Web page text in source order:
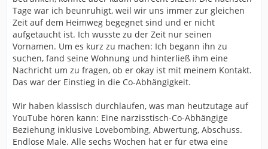
Tage war ich beunruhigt, weil wir uns immer zur gleichen
Zeit auf dem Heimweg begegnet sind und er nicht
aufgetaucht ist. Ich wusste zu der Zeit nur seinen
Vornamen. Um es kurz zu machen: Ich begann ihn zu
suchen, fand seine Wohnung und hinterließ ihm eine
Nachricht um zu fragen, ob er okay ist mit meinem Kontakt.
Das war der Einstieg in die Co-Abhängigkeit.
Wir haben klassisch durchlaufen, was man heutzutage auf
YouTube hören kann: Eine narzisstisch-Co-Abhängige
Beziehung inklusive Lovebombing, Abwertung, Abschuss.
Endlose Male. Alle sechs Wochen hat er für etwa eine